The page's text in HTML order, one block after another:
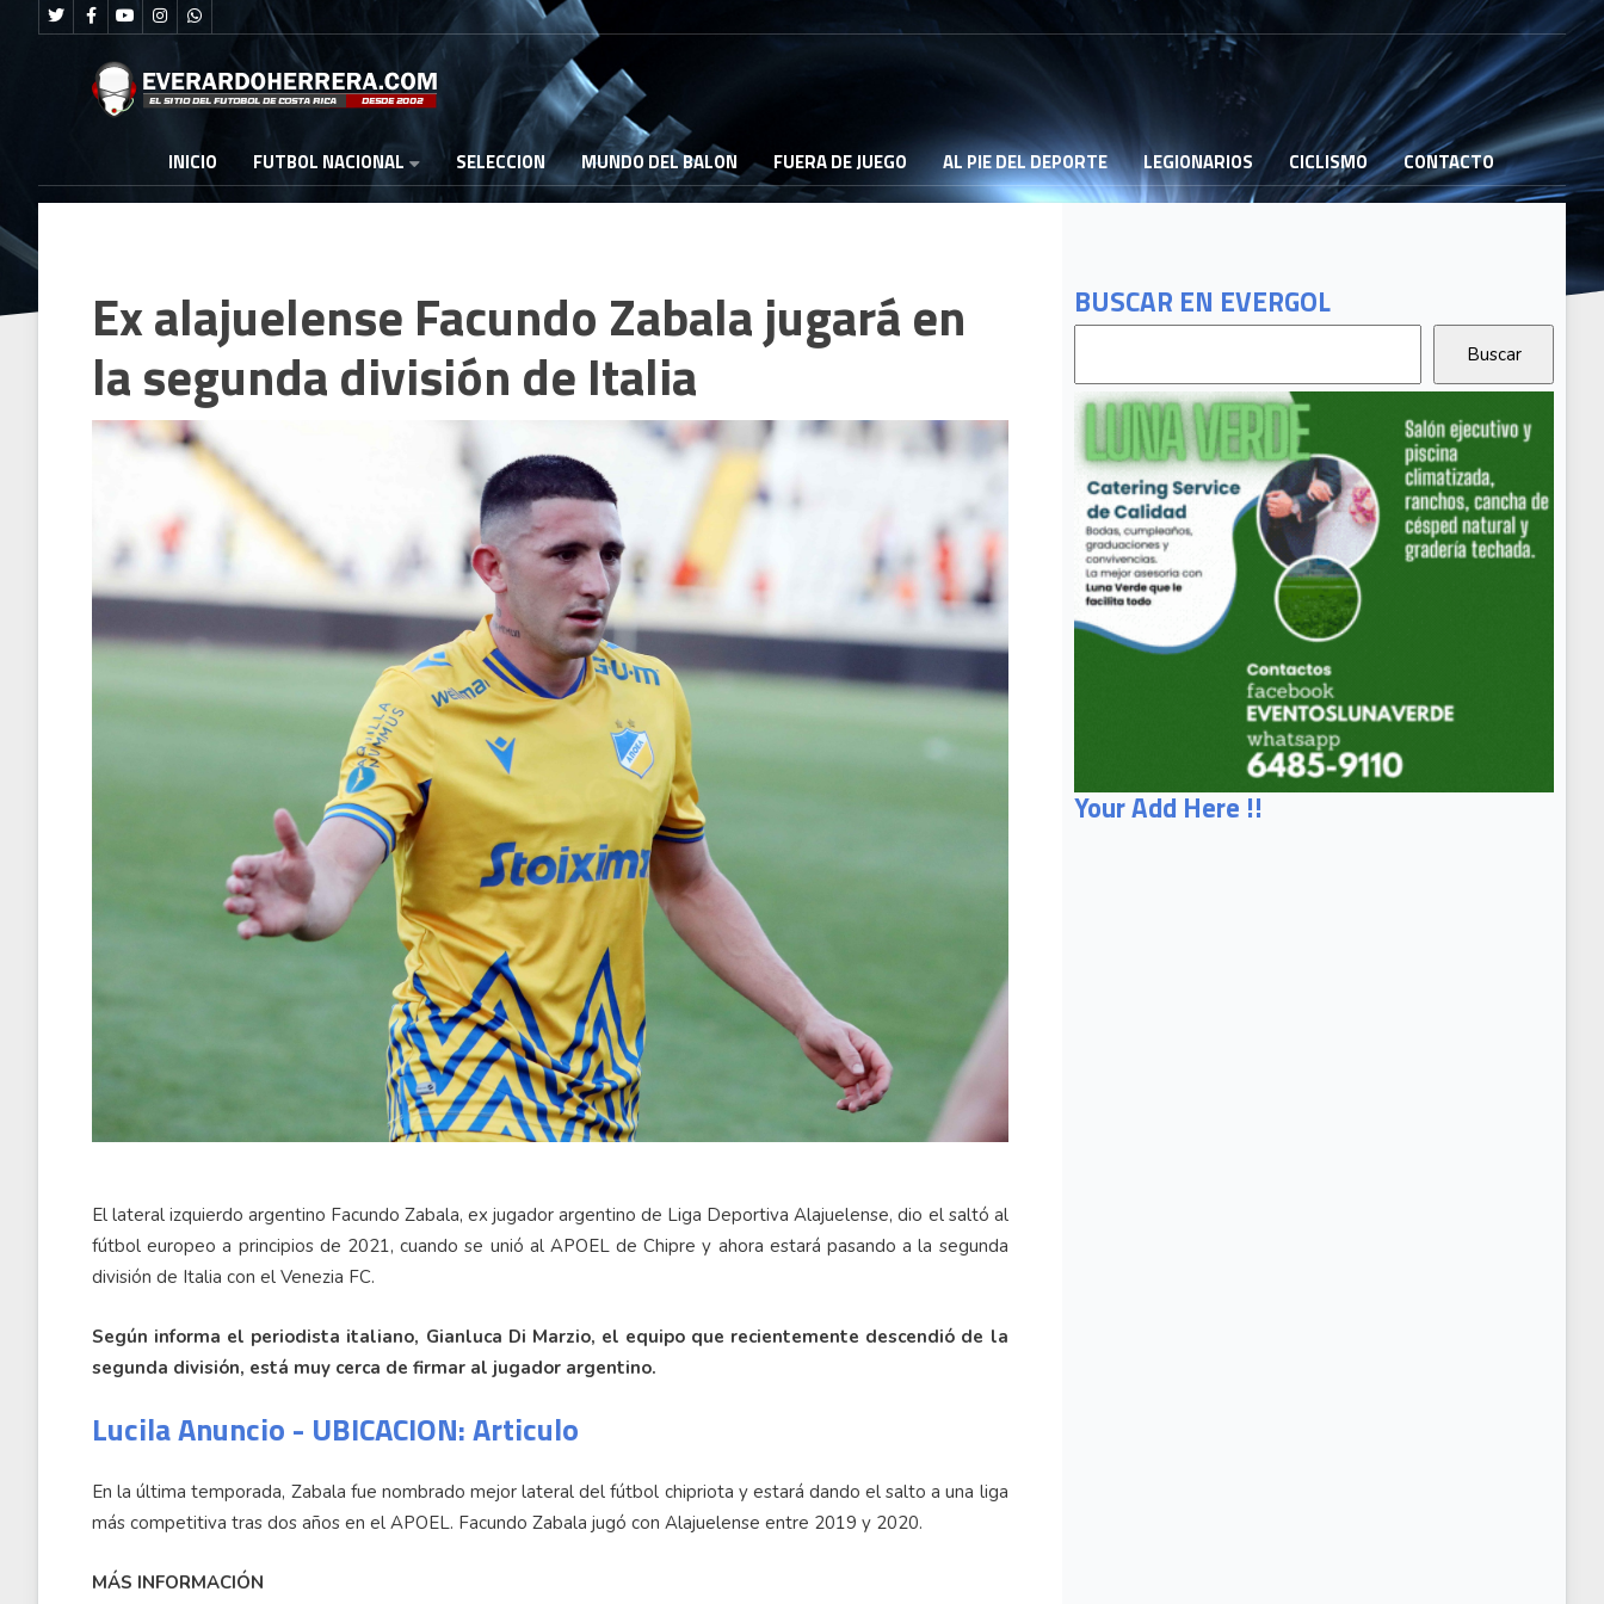
INICIO FUTBOL NACIONAL SELECCION MUNDO DEL BALON FUERA DE JUEGO AL PIE DEL DEPORTE LEGIONARIOS CICLISMO CONTACTO
BUSCAR EN EVERGOL
Your Add Here !!
Ex alajuelense Facundo Zabala jugará en
la segunda división de Italia
El lateral izquierdo argentino Facundo Zabala, ex jugador argentino de Liga Deportiva Alajuelense, dio el saltó al
fútbol europeo a principios de 2021, cuando se unió al APOEL de Chipre y ahora estará pasando a la segunda
división de Italia con el Venezia FC.
Según informa el periodista italiano, Gianluca Di Marzio, el equipo que recientemente descendió de la
segunda división, está muy cerca de firmar al jugador argentino.
Lucila Anuncio - UBICACION: Articulo
En la última temporada, Zabala fue nombrado mejor lateral del fútbol chipriota y estará dando el salto a una liga
más competitiva tras dos años en el APOEL. Facundo Zabala jugó con Alajuelense entre 2019 y 2020.
MÁS INFORMACIÓN